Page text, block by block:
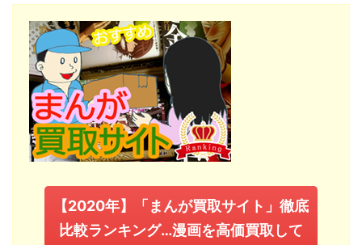
【2020年】「まんが買取サイト」徹底
比較ランキング…漫画を高価買取して